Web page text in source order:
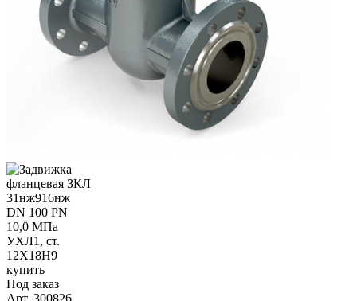
Под заказ
Арт. 300826